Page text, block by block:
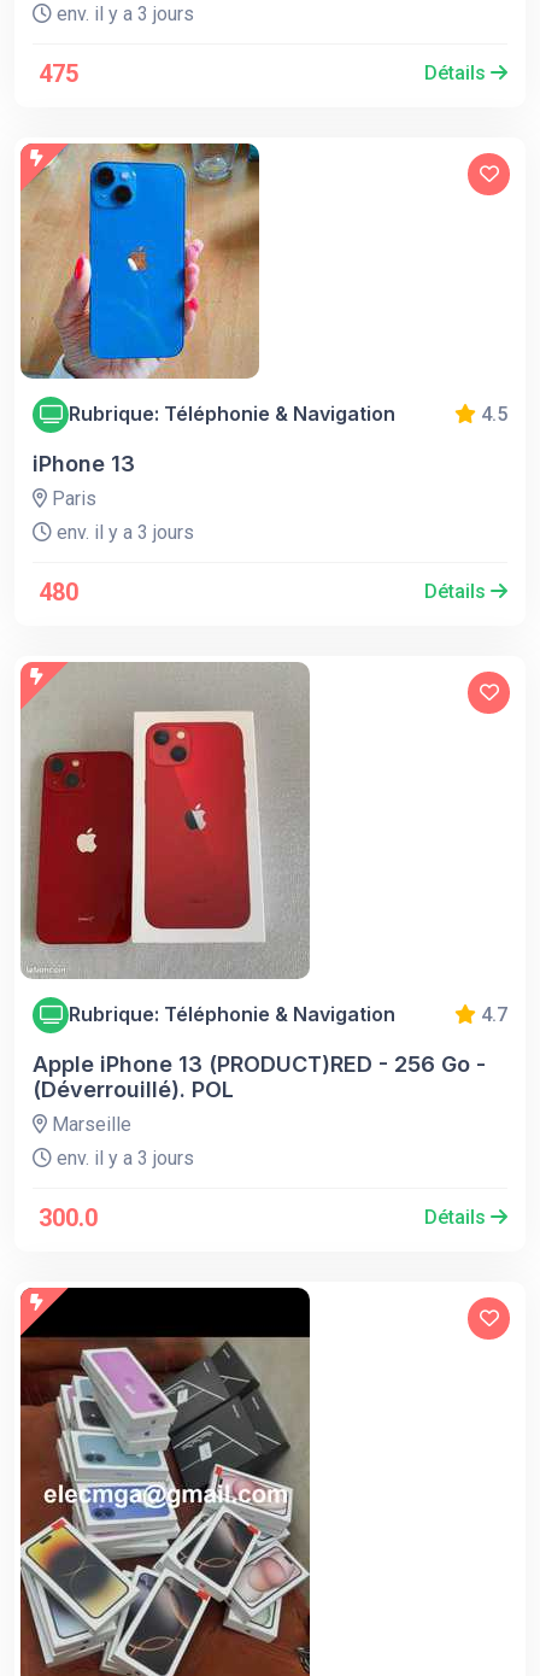
env. il y a 3 jours
475 Détails
Rubrique: Téléphonie & Navigation 4.5
iPhone 13
Paris
env. il y a 3 jours
480 Détails
Rubrique: Téléphonie & Navigation 4.7
Apple iPhone 13 (PRODUCT)RED - 256 Go -
(Déverrouillé). POL
Marseille
env. il y a 3 jours
300.0 Détails